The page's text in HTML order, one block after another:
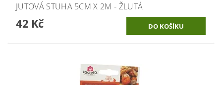
JUTOVÁ STUHA 5CM X 2M - ŽLUTÁ
42 Kč